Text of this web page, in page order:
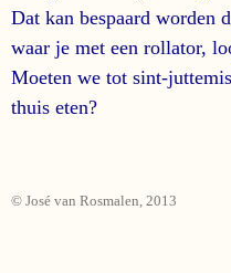
Dat kan bespaard worden
waar je met een rollator,
Moeten we tot sint-
thuis eten?
© José van Rosmalen, 2013